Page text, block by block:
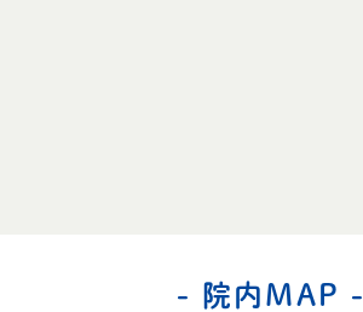
- 院内MAP -